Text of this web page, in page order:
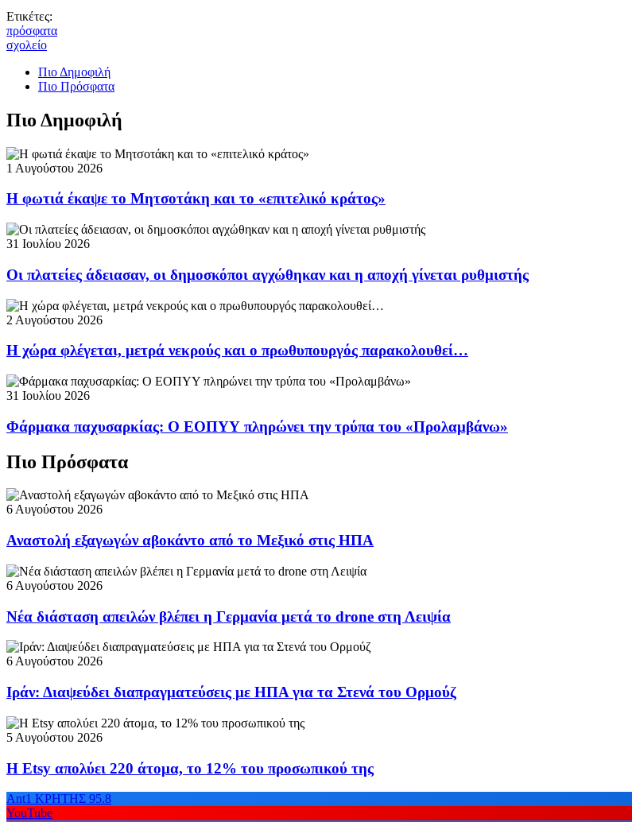
Ετικέτες:
πρόσφατα
σχολείο
Πιο Δημοφιλή
Πιο Πρόσφατα
Πιο Δημοφιλή
1 Αυγούστου 2026
Η φωτιά έκαψε το Μητσοτάκη και το «επιτελικό κράτος»
31 Ιουλίου 2026
Οι πλατείες άδειασαν, οι δημοσκόποι αγχώθηκαν και η αποχή γίνεται ρυθμιστής
2 Αυγούστου 2026
Η χώρα φλέγεται, μετρά νεκρούς και ο πρωθυπουργός παρακολουθεί…
31 Ιουλίου 2026
Φάρμακα παχυσαρκίας: Ο ΕΟΠΥΥ πληρώνει την τρύπα του «Προλαμβάνω»
Πιο Πρόσφατα
6 Αυγούστου 2026
Αναστολή εξαγωγών αβοκάντο από το Μεξικό στις ΗΠΑ
6 Αυγούστου 2026
Νέα διάσταση απειλών βλέπει η Γερμανία μετά το drone στη Λειψία
6 Αυγούστου 2026
Ιράν: Διαψεύδει διαπραγματεύσεις με ΗΠΑ για τα Στενά του Ορμούζ
5 Αυγούστου 2026
Η Etsy απολύει 220 άτομα, το 12% του προσωπικού της
Ant1 ΚΡΗΤΗΣ 95.8
YouTube